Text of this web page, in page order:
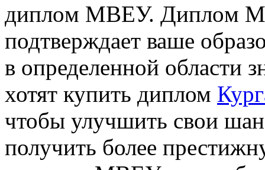
диплoм МВEУ. Диплoм
подтверждает ваше
в определенной области
хотят купить диплом
чтобы улучшить свои
получить более